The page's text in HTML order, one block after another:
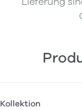
Kollektion